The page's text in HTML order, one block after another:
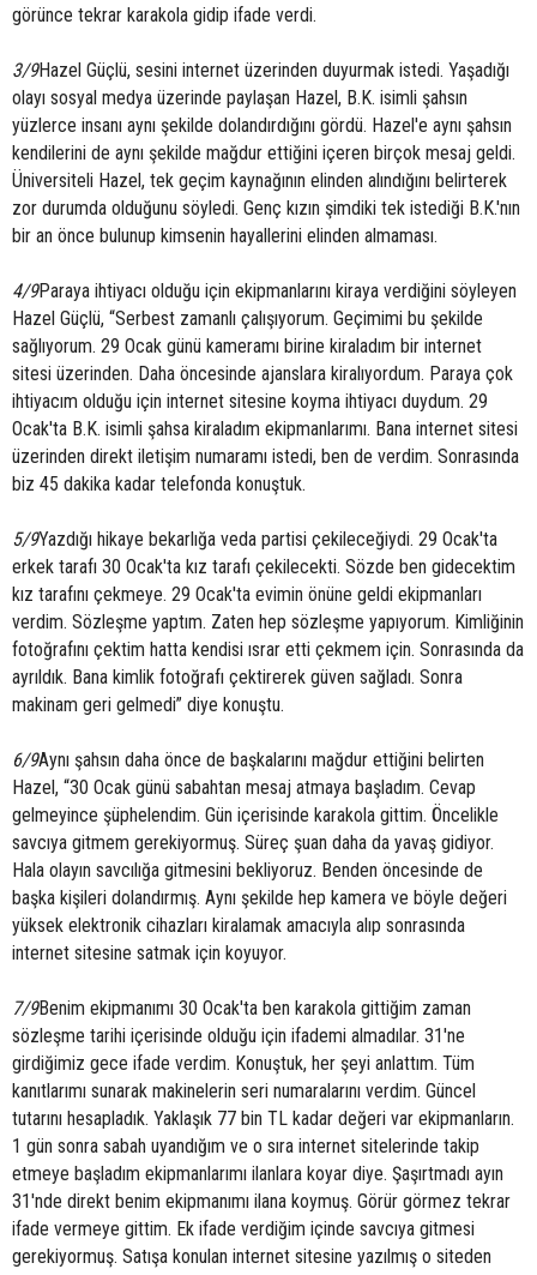
görünce tekrar karakola gidip ifade verdi.
3/9Hazel Güçlü, sesini internet üzerinden duyurmak istedi. Yaşadığı
olayı sosyal medya üzerinde paylaşan Hazel, B.K. isimli şahsın
yüzlerce insanı aynı şekilde dolandırdığını gördü. Hazel'e aynı şahsın
kendilerini de aynı şekilde mağdur ettiğini içeren birçok mesaj geldi.
Üniversiteli Hazel, tek geçim kaynağının elinden alındığını belirterek
zor durumda olduğunu söyledi. Genç kızın şimdiki tek istediği B.K.'nın
bir an önce bulunup kimsenin hayallerini elinden almaması.
4/9Paraya ihtiyacı olduğu için ekipmanlarını kiraya verdiğini söyleyen
Hazel Güçlü, “Serbest zamanlı çalışıyorum. Geçimimi bu şekilde
sağlıyorum. 29 Ocak günü kameramı birine kiraladım bir internet
sitesi üzerinden. Daha öncesinde ajanslara kiralıyordum. Paraya çok
ihtiyacım olduğu için internet sitesine koyma ihtiyacı duydum. 29
Ocak'ta B.K. isimli şahsa kiraladım ekipmanlarımı. Bana internet sitesi
üzerinden direkt iletişim numaramı istedi, ben de verdim. Sonrasında
biz 45 dakika kadar telefonda konuştuk.
5/9Yazdığı hikaye bekarlığa veda partisi çekileceğiydi. 29 Ocak'ta
erkek tarafı 30 Ocak'ta kız tarafı çekilecekti. Sözde ben gidecektim
kız tarafını çekmeye. 29 Ocak'ta evimin önüne geldi ekipmanları
verdim. Sözleşme yaptım. Zaten hep sözleşme yapıyorum. Kimliğinin
fotoğrafını çektim hatta kendisi ısrar etti çekmem için. Sonrasında da
ayrıldık. Bana kimlik fotoğrafı çektirerek güven sağladı. Sonra
makinam geri gelmedi” diye konuştu.
6/9Aynı şahsın daha önce de başkalarını mağdur ettiğini belirten
Hazel, “30 Ocak günü sabahtan mesaj atmaya başladım. Cevap
gelmeyince şüphelendim. Gün içerisinde karakola gittim. Öncelikle
savcıya gitmem gerekiyormuş. Süreç şuan daha da yavaş gidiyor.
Hala olayın savcılığa gitmesini bekliyoruz. Benden öncesinde de
başka kişileri dolandırmış. Aynı şekilde hep kamera ve böyle değeri
yüksek elektronik cihazları kiralamak amacıyla alıp sonrasında
internet sitesine satmak için koyuyor.
7/9Benim ekipmanımı 30 Ocak'ta ben karakola gittiğim zaman
sözleşme tarihi içerisinde olduğu için ifademi almadılar. 31'ne
girdiğimiz gece ifade verdim. Konuştuk, her şeyi anlattım. Tüm
kanıtlarımı sunarak makinelerin seri numaralarını verdim. Güncel
tutarını hesapladık. Yaklaşık 77 bin TL kadar değeri var ekipmanların.
1 gün sonra sabah uyandığım ve o sıra internet sitelerinde takip
etmeye başladım ekipmanlarımı ilanlara koyar diye. Şaşırtmadı ayın
31'nde direkt benim ekipmanımı ilana koymuş. Görür görmez tekrar
ifade vermeye gittim. Ek ifade verdiğim içinde savcıya gitmesi
gerekiyormuş. Satışa konulan internet sitesine yazılmış o siteden